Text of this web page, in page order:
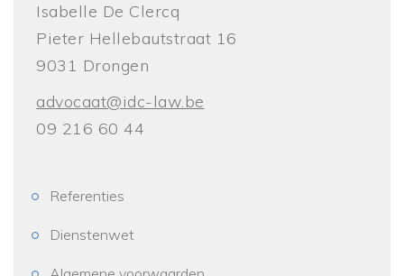
Isabelle De Clercq
Pieter Hellebautstraat 16
9031 Drongen
advocaat@idc-law.be
09 216 60 44
Referenties
Dienstenwet